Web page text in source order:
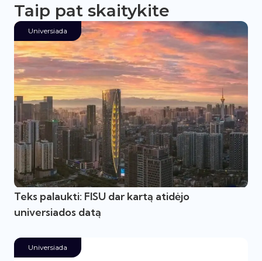
Taip pat skaitykite
Universiada
Teks palaukti: FISU dar kartą atidėjo
universiados datą
Universiada